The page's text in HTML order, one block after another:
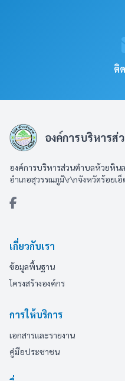
ติ
องค์การบริหาร
องค์การบริหารส่วนตำบลห้วยหิ
อำเภอสุวรรณภูมิ\r\nจังหวัดร้อยเ
เกี่ยวกับเรา
ข้อมูลพื้นฐาน
โครงสร้างองค์กร
การให้บริการ
เอกสารและรายงาน
คู่มือประชาชน